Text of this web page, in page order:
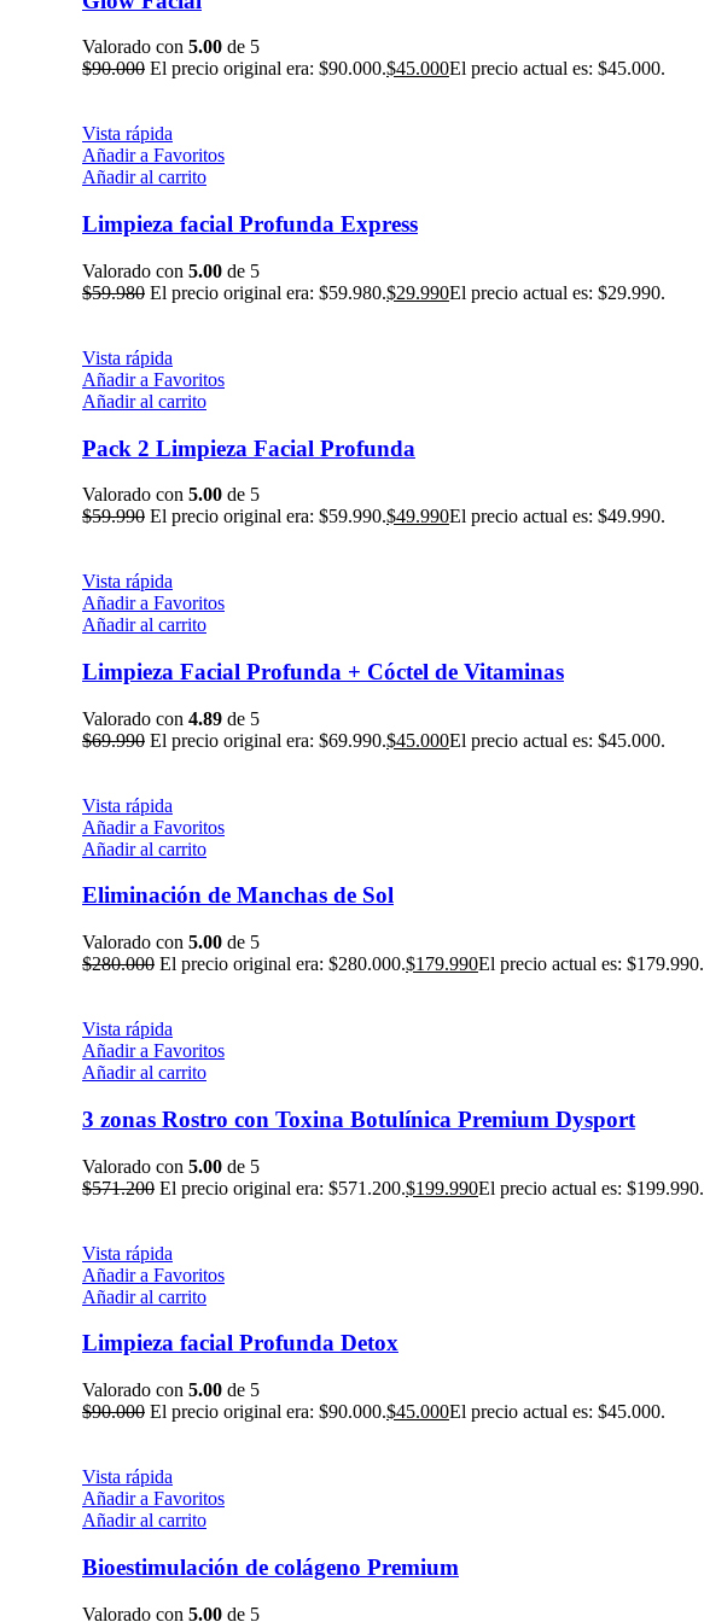
Valorado con 5.00 de 5
$90.000 El precio original era: $90.000.$45.000El precio actual es: $45.000.
Vista rápida
Añadir a Favoritos
Añadir al carrito
Limpieza facial Profunda Express
Valorado con 5.00 de 5
$59.980 El precio original era: $59.980.$29.990El precio actual es: $29.990.
Vista rápida
Añadir a Favoritos
Añadir al carrito
Pack 2 Limpieza Facial Profunda
Valorado con 5.00 de 5
$59.990 El precio original era: $59.990.$49.990El precio actual es: $49.990.
Vista rápida
Añadir a Favoritos
Añadir al carrito
Limpieza Facial Profunda + Cóctel de Vitaminas
Valorado con 4.89 de 5
$69.990 El precio original era: $69.990.$45.000El precio actual es: $45.000.
Vista rápida
Añadir a Favoritos
Añadir al carrito
Eliminación de Manchas de Sol
Valorado con 5.00 de 5
$280.000 El precio original era: $280.000.$179.990El precio actual es: $179.990.
Vista rápida
Añadir a Favoritos
Añadir al carrito
3 zonas Rostro con Toxina Botulínica Premium Dysport
Valorado con 5.00 de 5
$571.200 El precio original era: $571.200.$199.990El precio actual es: $199.990.
Vista rápida
Añadir a Favoritos
Añadir al carrito
Limpieza facial Profunda Detox
Valorado con 5.00 de 5
$90.000 El precio original era: $90.000.$45.000El precio actual es: $45.000.
Vista rápida
Añadir a Favoritos
Añadir al carrito
Bioestimulación de colágeno Premium
Valorado con 5.00 de 5